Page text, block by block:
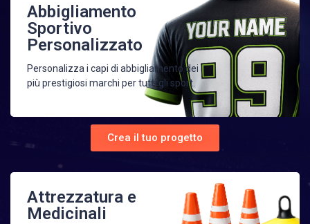
Abbigliamento
Sportivo
Personalizzato
Personalizza i capi di abbigliamento dei
più prestigiosi marchi per tutti gli sport.
Crea il tuo progetto
Attrezzatura e
Medicinali